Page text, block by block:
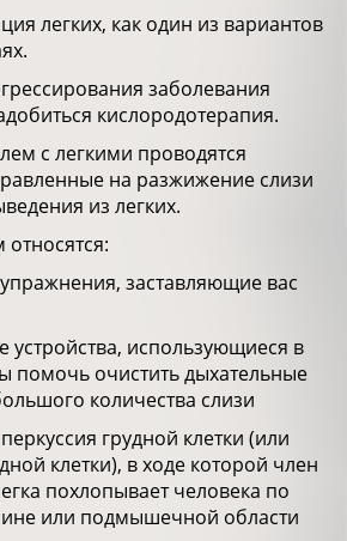
легких, как один из вариантов
заболевания
кислородотерапия.
с легкими проводятся
на разжижение слизи
из легких.
заставляющие вас
использующиеся в
помочь очистить дыхательные
количества слизи
грудной клетки (или
клетки), в ходе которой член
похлопывает человека по
или подмышечной области